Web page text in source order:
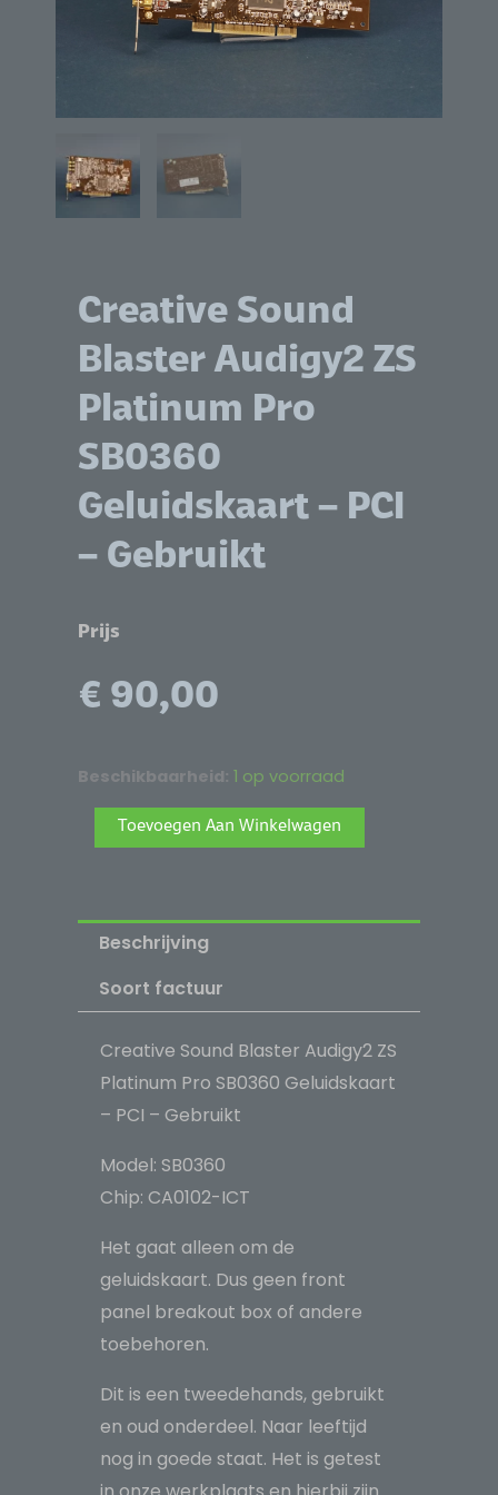
Creative Sound
Blaster Audigy2 ZS
Platinum Pro
SB0360
Geluidskaart – PCI
– Gebruikt
Prijs
€ 90,00
Beschikbaarheid: 1 op voorraad
Creative
Sound
Blaster
Platinum
Pro
SB0360
Geluidskaart
aantal
Toevoegen Aan Winkelwagen
Beschrijving
Soort factuur
Creative Sound Blaster Audigy2 ZS
Platinum Pro SB0360 Geluidskaart
– PCI – Gebruikt
Model: SB0360
Chip: CA0102-ICT
Het gaat alleen om de
geluidskaart. Dus geen front
panel breakout box of andere
toebehoren.
Dit is een tweedehands, gebruikt
en oud onderdeel. Naar leeftijd
nog in goede staat. Het is getest